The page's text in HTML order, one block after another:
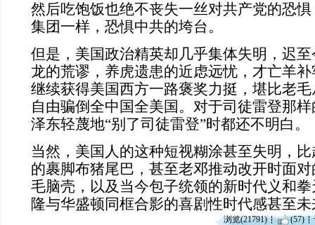
然后吃饱饭也绝不丧失一丝对共产党的恐
集团一样，恐惧中共的垮台。
但是，美国政治精英却几乎集体失明，迟
龙的荒谬，养虎遗患的近虑远忧，才亡羊
继续获得美国西方一路褒奖力挺，堪比老
自由骗倒全中国全美国。对于司徒雷登那
泽东轻蔑地“别了司徒雷登”时都还不明白。
当然，美国人的这种短视糊涂甚至失明，
的裹脚布猪尾巴，甚至老邓推动改开时面
毛脑壳，以及当今包子统领的新时代义和
隆与华盛顿同框合影的喜剧性时代感甚至
浏览(21791) (57)